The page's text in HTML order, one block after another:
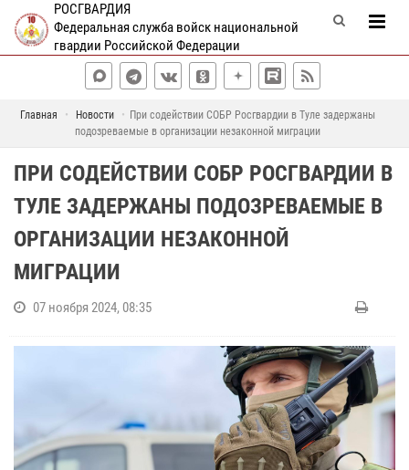
РОСГВАРДИЯ
Федеральная служба войск национальной
гвардии Российской Федерации
Главная Новости
При содействии СОБР Росгвардии в Туле задержаны
подозреваемые в организации незаконной миграции
ПРИ СОДЕЙСТВИИ СОБР РОСГВАРДИИ В
ТУЛЕ ЗАДЕРЖАНЫ ПОДОЗРЕВАЕМЫЕ В
ОРГАНИЗАЦИИ НЕЗАКОННОЙ
МИГРАЦИИ
07 ноября 2024, 08:35